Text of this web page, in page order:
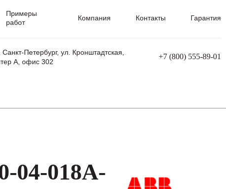
Примеры
работ
Компания Контакты Гарантия
Санкт-Петербург, ул. Кронштадтская,
А, офис 302
+7 (800) 555-89-01
04-018A-